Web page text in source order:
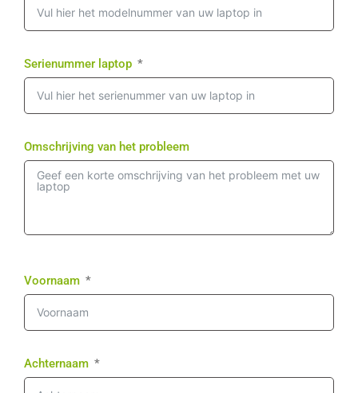
Serienummer laptop
Omschrijving van het probleem
Voornaam
Achternaam